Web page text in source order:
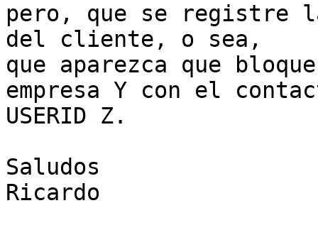
pero, que se registre
del cliente, o sea,
que aparezca que
empresa Y con el
USERID Z.
Saludos
Ricardo